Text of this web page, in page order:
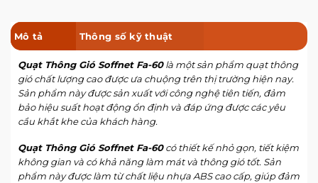
Mô tả Thông số kỹ thuật
Quạt Thông Gió Soffnet Fa-60là một sản phẩm quạt thông
gió chất lượng cao được ưa chuộng trên thị trường hiện nay.
Sản phẩm này được sản xuất với công nghệ tiên tiến, đảm
bảo hiệu suất hoạt động ổn định và đáp ứng được các yêu
cầu khắt khe của khách hàng.
Quạt Thông Gió Soffnet Fa-60có thiết kế nhỏ gọn, tiết kiệm
không gian và có khả năng làm mát và thông gió tốt. Sản
phẩm này được làm từ chất liệu nhựa ABS cao cấp, giúp đảm